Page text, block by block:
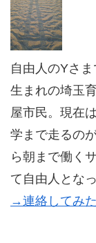
自由人のYさ
生まれの埼玉
屋市民。現在
学まで走るの
ら朝まで働く
て自由人とな
→連絡してみ